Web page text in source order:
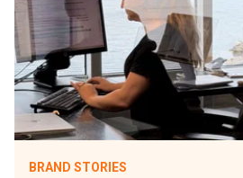
BRAND STORIES